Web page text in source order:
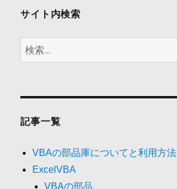
ン
サイト内検索
検
索:
記事一覧
VBAの部品庫についてと利用方法
ExcelVBA
VBAの部品